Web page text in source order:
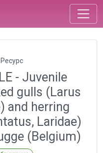
Ресурс
- Juvenile
gulls (Larus
and herring
Laridae)
(Belgium)